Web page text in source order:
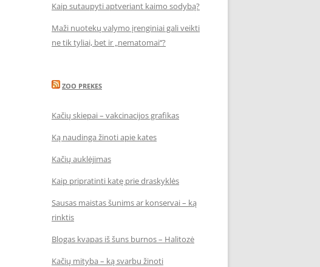
Kaip sutaupyti aptveriant kaimo sodybą?
Maži nuotekų valymo įrenginiai gali veikti
ne tik tyliai, bet ir „nematomai‘‘?
ZOO PREKES
Kačių skiepai – vakcinacijos grafikas
Ką naudinga žinoti apie kates
Kačių auklėjimas
Kaip pripratinti katę prie draskyklės
Sausas maistas šunims ar konservai – ką
rinktis
Blogas kvapas iš šuns burnos – Halitozė
Kačių mityba – ką svarbu žinoti